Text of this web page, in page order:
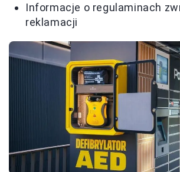
Informacje o regulaminach
reklamacji